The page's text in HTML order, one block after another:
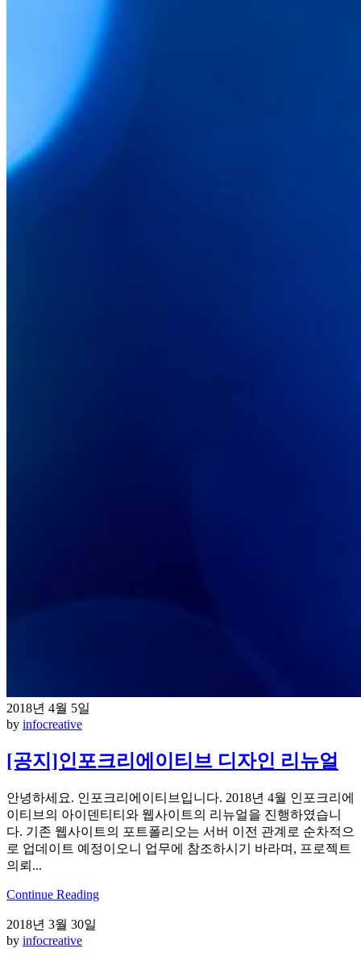
2018년 4월 5일
by infocreative
[공지]인포크리에이티브 디자인 리뉴얼
안녕하세요. 인포크리에이티브입니다. 2018년 4월 인포크리에
이티브의 아이덴티티와 웹사이트의 리뉴얼을 진행하였습니
다. 기존 웹사이트의 포트폴리오는 서버 이전 관계로 순차적으
로 업데이트 예정이오니 업무에 참조하시기 바라며, 프로젝트
의뢰...
Continue Reading
2018년 3월 30일
by infocreative